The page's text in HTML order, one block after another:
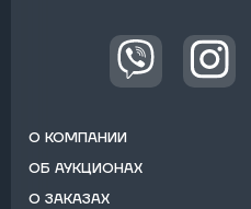
О КОМПАНИИ
ОБ АУКЦИОНАХ
О ЗАКАЗАХ